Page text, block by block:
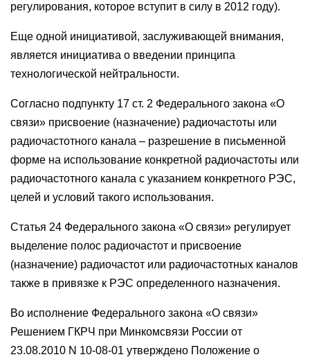
регулирования, которое вступит в силу в 2012 году).
Еще одной инициативой, заслуживающей внимания,
является инициатива о введении принципа
технологической нейтральности.
Согласно подпункту 17 ст. 2 Федерального закона «О
связи» присвоение (назначение) радиочастоты или
радиочастотного канала – разрешение в письменной
форме на использование конкретной радиочастоты или
радиочастотного канала с указанием конкретного РЭС,
целей и условий такого использования.
Статья 24 Федерального закона «О связи» регулирует
выделение полос радиочастот и присвоение
(назначение) радиочастот или радиочастотных каналов
также в привязке к РЭС определенного назначения.
Во исполнение Федерального закона «О связи»
Решением ГКРЧ при Минкомсвязи России от
23.08.2010 N 10-08-01 утверждено Положение о